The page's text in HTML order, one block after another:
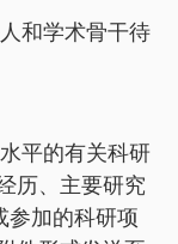
和学术骨干待
平的有关科研
历、主要研究
参加的科研项